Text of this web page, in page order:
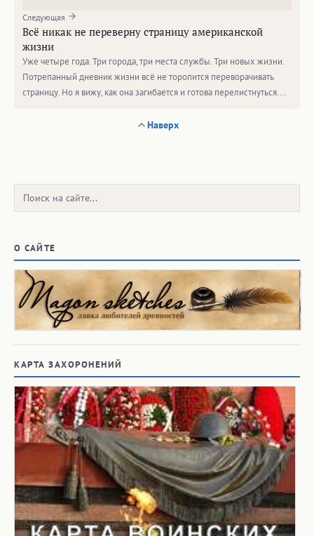
Следующая
Всё никак не переверну страницу американской
жизни
Уже четыре года. Три города, три места службы. Три новых жизни.
Потрепанный дневник жизни всё не торопится переворачивать
страницу. Но я вижу, как она загибается и готова перелистнуться.…
Наверх
Поиск:
О САЙТЕ
КАРТА ЗАХОРОНЕНИЙ